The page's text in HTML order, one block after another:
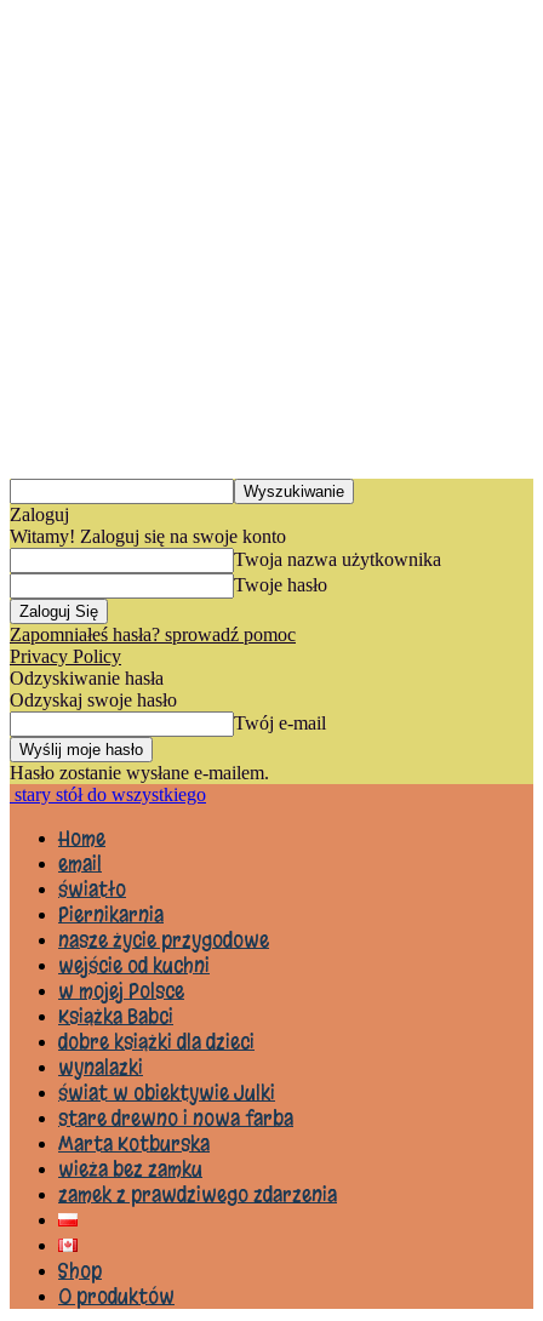
Zaloguj
Witamy! Zaloguj się na swoje konto
Twoja nazwa użytkownika
Twoje hasło
Zapomniałeś hasła? sprowadź pomoc
Privacy Policy
Odzyskiwanie hasła
Odzyskaj swoje hasło
Twój e-mail
Hasło zostanie wysłane e-mailem.
stary stół do wszystkiego
Home
email
światło
Piernikarnia
nasze życie przygodowe
wejście od kuchni
w mojej Polsce
Książka Babci
dobre książki dla dzieci
wynalazki
świat w obiektywie Julki
stare drewno i nowa farba
Marta Kotburska
wieża bez zamku
zamek z prawdziwego zdarzenia
Shop
0 produktów